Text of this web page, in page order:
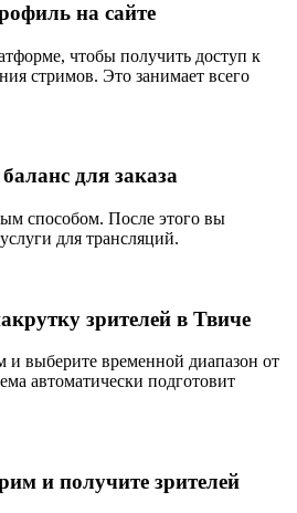
на сайте
чтобы получить доступ к
стримов. Это занимает всего
для заказа
способом. После этого вы
для трансляций.
зрителей в Твиче
и выберите временной диапазон от
автоматически подготовит
и получите зрителей